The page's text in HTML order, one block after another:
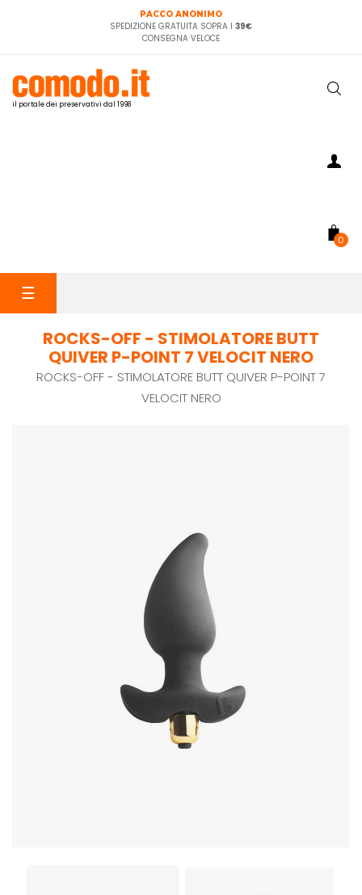
PACCO ANONIMO
SPEDIZIONE GRATUITA SOPRA I 39€
CONSEGNA VELOCE
il portale dei preservativi dal 1998
0
navigazione
☰
ROCKS-OFF - STIMOLATORE BUTT
QUIVER P-POINT 7 VELOCIT NERO
ROCKS-OFF - STIMOLATORE BUTT QUIVER P-POINT 7
VELOCIT NERO